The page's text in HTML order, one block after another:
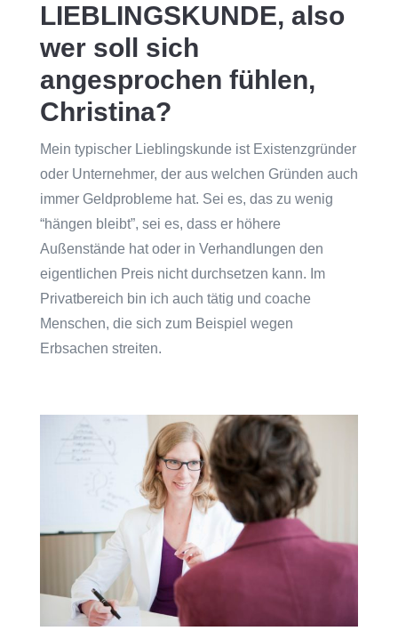
LIEBLINGSKUNDE, also
wer soll sich
angesprochen fühlen,
Christina?
Mein typischer Lieblingskunde ist Existenzgründer
oder Unternehmer, der aus welchen Gründen auch
immer Geldprobleme hat. Sei es, das zu wenig
“hängen bleibt”, sei es, dass er höhere
Außenstände hat oder in Verhandlungen den
eigentlichen Preis nicht durchsetzen kann. Im
Privatbereich bin ich auch tätig und coache
Menschen, die sich zum Beispiel wegen
Erbsachen streiten.